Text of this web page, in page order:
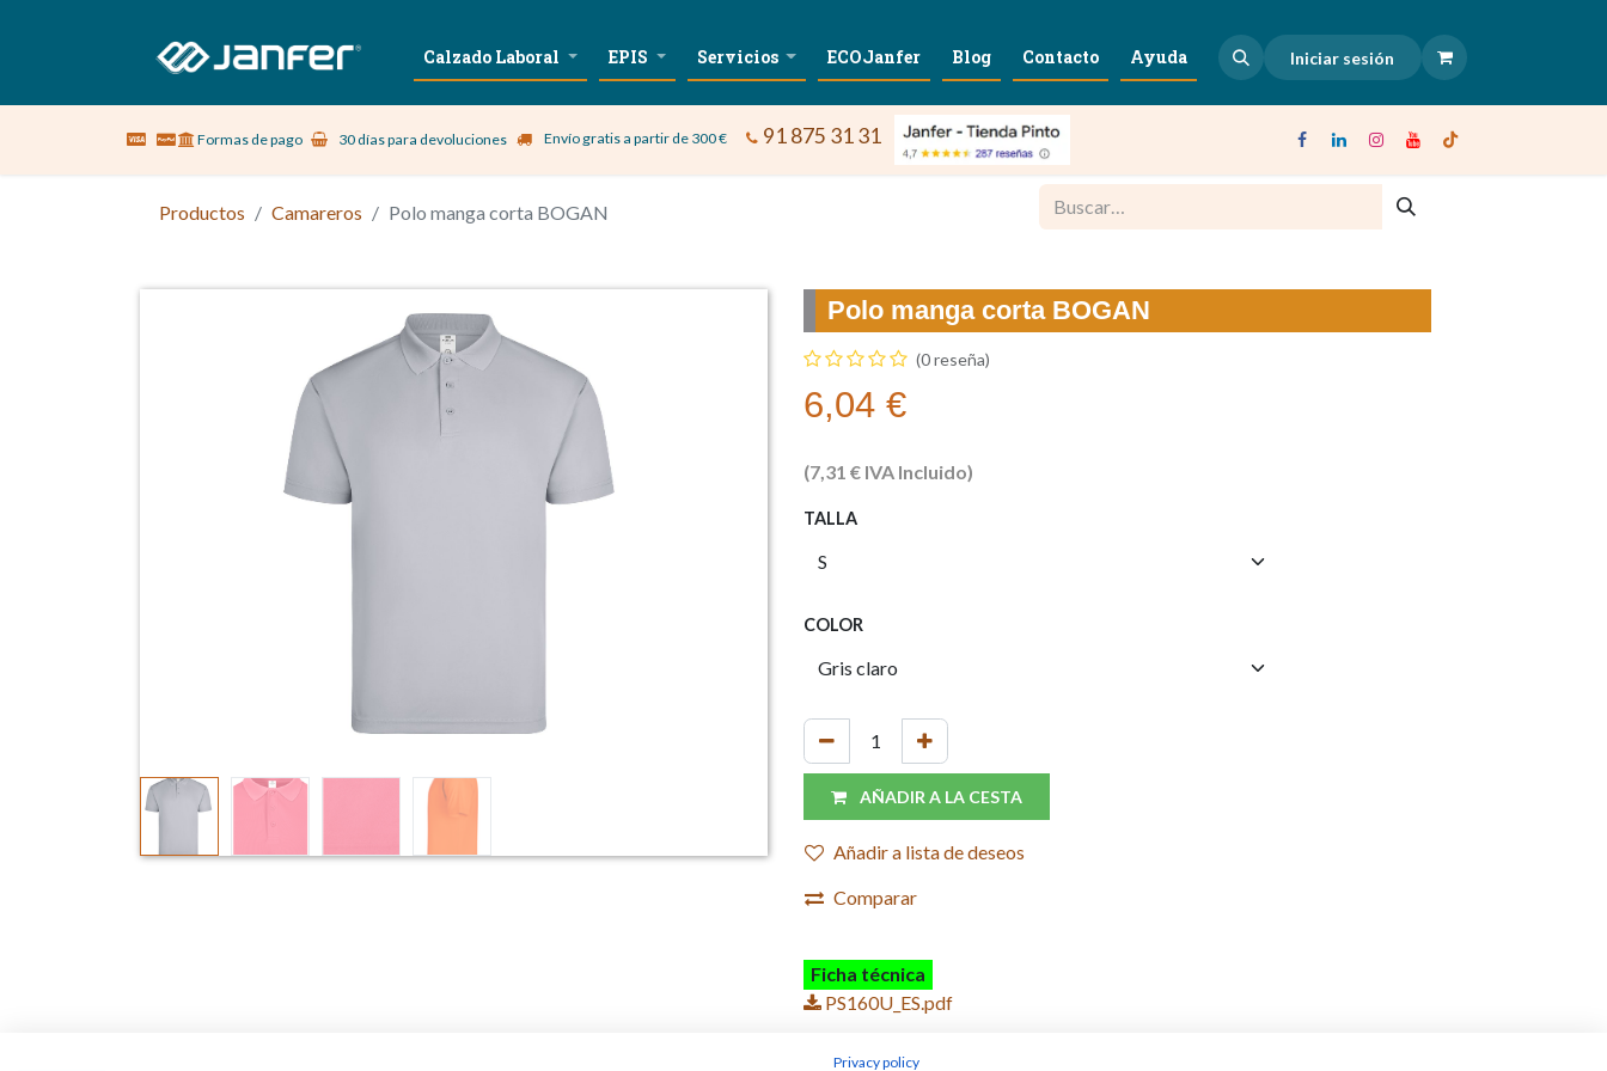
Sobre nosotros Vestuario Laboral Calzado Laboral EPIS Servicios ECOJanfer Blog Contacto Ayuda Iniciar sesión
Formas de pago 30 días para devoluciones Envío gratis a partir de 300 € 91 875 31 31
Productos Camareros Polo manga corta BOGAN
Polo manga corta BOGAN
(0 reseña)
6,04 €
(7,31 € IVA Incluido)
TALLA
COLOR
AÑADIR A LA CESTA
Añadir a lista de deseos
Comparar
Ficha técnica
PS160U_ES.pdf
Privacy policy